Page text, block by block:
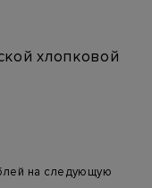
хлопковой
на следующую